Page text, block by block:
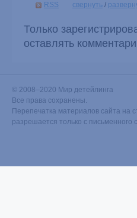
RSS свернуть /
Только
оставлять
© 2008–2020 Мир детейлинга
Все права сохранены.
Перепечатка материалов сайта на
разрешается только с письменного